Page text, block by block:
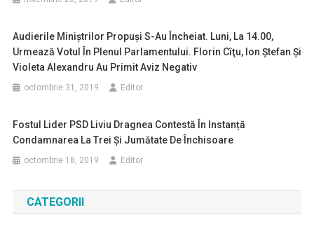
Audierile Miniştrilor Propuşi S-Au Încheiat. Luni, La 14.00,
Urmează Votul În Plenul Parlamentului. Florin Cîţu, Ion Ştefan Şi
Violeta Alexandru Au Primit Aviz Negativ
octombrie 31, 2019 Editor
Fostul Lider PSD Liviu Dragnea Contestă În Instanță
Condamnarea La Trei Şi Jumătate De Închisoare
octombrie 18, 2019 Editor
CATEGORII